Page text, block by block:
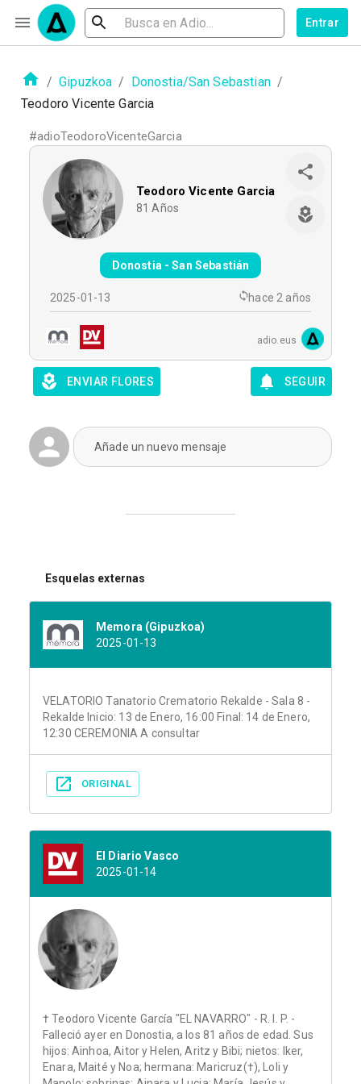
Entrar
/ Gipuzkoa / Donostia/San Sebastian /
Teodoro Vicente Garcia
#adioTeodoroVicenteGarcia
Teodoro Vicente Garcia
81 Años
Donostia - San Sebastián
2025-01-13 hace 2 años
adio.eus
ENVIAR FLORES SEGUIR
Añade un nuevo mensaje
Esquelas externas
Memora (Gipuzkoa)
2025-01-13
VELATORIO Tanatorio Crematorio Rekalde - Sala 8 -
Rekalde Inicio: 13 de Enero, 16:00 Final: 14 de Enero,
12:30 CEREMONIA A consultar
ORIGINAL
El Diario Vasco
2025-01-14
† Teodoro Vicente García "EL NAVARRO" - R. I. P. -
Falleció ayer en Donostia, a los 81 años de edad. Sus
hijos: Ainhoa, Aitor y Helen, Aritz y Bibi; nietos: Iker,
Enara, Maité y Noa; hermana: Maricruz(†), Loli y